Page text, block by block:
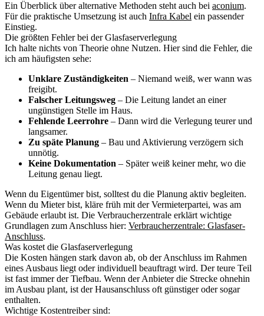
Ein Überblick über alternative Methoden steht auch bei aconium.
Für die praktische Umsetzung ist auch Infra Kabel ein passender
Einstieg.
Die größten Fehler bei der Glasfaserverlegung
Ich halte nichts von Theorie ohne Nutzen. Hier sind die Fehler, die
ich am häufigsten sehe:
Unklare Zuständigkeiten – Niemand weiß, wer wann was
freigibt.
Falscher Leitungsweg – Die Leitung landet an einer
ungünstigen Stelle im Haus.
Fehlende Leerrohre – Dann wird die Verlegung teurer und
langsamer.
Zu späte Planung – Bau und Aktivierung verzögern sich
unnötig.
Keine Dokumentation – Später weiß keiner mehr, wo die
Leitung genau liegt.
Wenn du Eigentümer bist, solltest du die Planung aktiv begleiten.
Wenn du Mieter bist, kläre früh mit der Vermieterpartei, was am
Gebäude erlaubt ist. Die Verbraucherzentrale erklärt wichtige
Grundlagen zum Anschluss hier: Verbraucherzentrale: Glasfaser-
Anschluss.
Was kostet die Glasfaserverlegung
Die Kosten hängen stark davon ab, ob der Anschluss im Rahmen
eines Ausbaus liegt oder individuell beauftragt wird. Der teure Teil
ist fast immer der Tiefbau. Wenn der Anbieter die Strecke ohnehin
im Ausbau plant, ist der Hausanschluss oft günstiger oder sogar
enthalten.
Wichtige Kostentreiber sind: